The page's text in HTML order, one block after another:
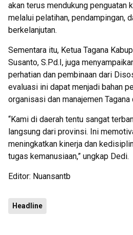
akan terus mendukung penguatan
melalui pelatihan, pendampingan,
berkelanjutan.
Sementara itu, Ketua Tagana
Susanto, S.Pd.I, juga
perhatian dan pembinaan dari
evaluasi ini dapat menjadi bahan
organisasi dan manajemen Tagana
“Kami di daerah tentu sangat
langsung dari provinsi. Ini
meningkatkan kinerja dan
tugas kemanusiaan,” ungkap Dedi.
Editor: Nuansantb
Headline